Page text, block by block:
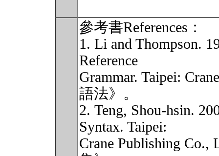
參考書References：
1. Li and Thompson.
Reference
Grammar. Taipei:
語法》。
2. Teng, Shou-hsin.
Syntax. Taipei:
Crane Publishing